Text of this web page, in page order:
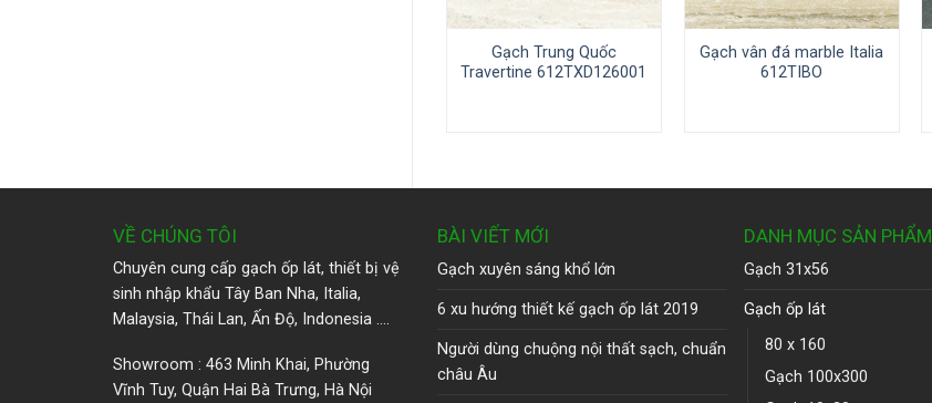
Gạch Trung Quốc
Travertine 612TXD126001
Gạch vân đá marble Italia
612TIBO
VỀ CHÚNG TÔI
Chuyên cung cấp gạch ốp lát, thiết bị vệ
sinh nhập khẩu Tây Ban Nha, Italia,
Malaysia, Thái Lan, Ấn Độ, Indonesia ….
Showroom : 463 Minh Khai, Phường
Vĩnh Tuy, Quận Hai Bà Trưng, Hà Nội
BÀI VIẾT MỚI
Gạch xuyên sáng khổ lớn
6 xu hướng thiết kế gạch ốp lát 2019
Người dùng chuộng nội thất sạch, chuẩn
châu Âu
DANH MỤC SẢN PHẨM
Gạch 31x56
Gạch ốp lát
80 x 160
Gạch 100x300